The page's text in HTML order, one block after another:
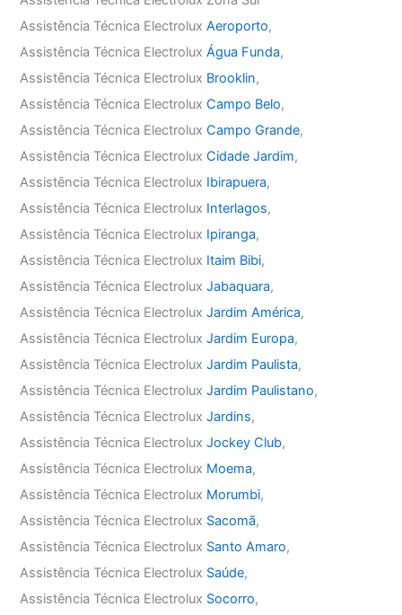
Assistência Técnica ElectroluxAeroporto,
Assistência Técnica ElectroluxÁgua Funda,
Assistência Técnica Electrolux Brooklin,
Assistência Técnica ElectroluxCampo Belo,
Assistência Técnica ElectroluxCampo Grande,
Assistência Técnica ElectroluxCidade Jardim,
Assistência Técnica Electrolux Ibirapuera,
Assistência Técnica Electrolux Interlagos,
Assistência Técnica Electrolux Ipiranga,
Assistência Técnica Electrolux Itaim Bibi,
Assistência Técnica ElectroluxJabaquara,
Assistência Técnica ElectroluxJardim América,
Assistência Técnica ElectroluxJardim Europa,
Assistência Técnica ElectroluxJardim Paulista,
Assistência Técnica ElectroluxJardim Paulistano,
Assistência Técnica ElectroluxJardins,
Assistência Técnica ElectroluxJockey Club,
Assistência Técnica Electrolux Moema,
Assistência Técnica Electrolux Morumbi,
Assistência Técnica Electrolux Sacomã,
Assistência Técnica Electrolux Santo Amaro,
Assistência Técnica Electrolux Saúde,
Assistência Técnica Electrolux Socorro,